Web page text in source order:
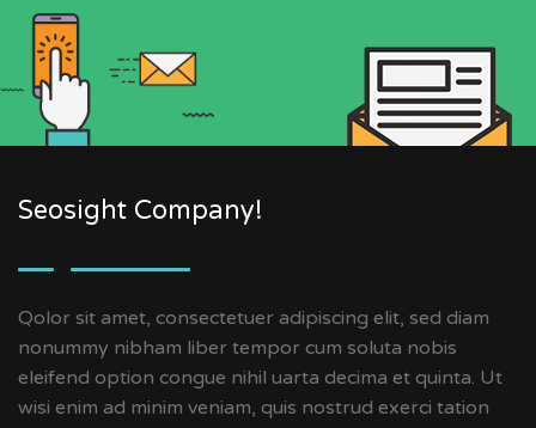
Seosight Company!
Qolor sit amet, consectetuer adipiscing elit, sed diam
nonummy nibham liber tempor cum soluta nobis
eleifend option congue nihil uarta decima et quinta. Ut
wisi enim ad minim veniam, quis nostrud exerci tation